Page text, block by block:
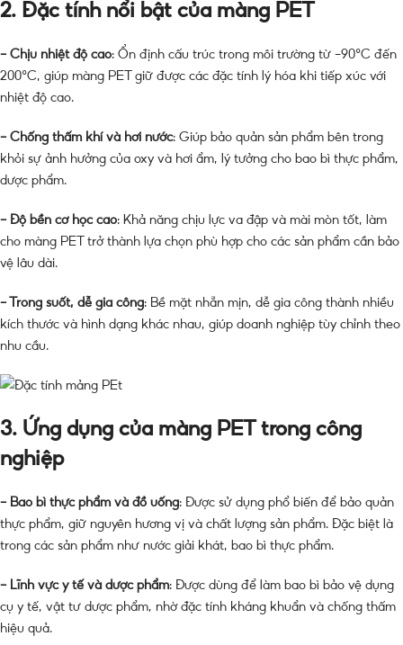
2. Đặc tính nổi bật của màng PET
– Chịu nhiệt độ cao: Ổn định cấu trúc trong môi trường từ -90°C đến
200°C, giúp màng PET giữ được các đặc tính lý hóa khi tiếp xúc với
nhiệt độ cao.
– Chống thấm khí và hơi nước: Giúp bảo quản sản phẩm bên trong
khỏi sự ảnh hưởng của oxy và hơi ẩm, lý tưởng cho bao bì thực phẩm,
dược phẩm.
– Độ bền cơ học cao: Khả năng chịu lực va đập và mài mòn tốt, làm
cho màng PET trở thành lựa chọn phù hợp cho các sản phẩm cần bảo
vệ lâu dài.
– Trong suốt, dễ gia công: Bề mặt nhẵn mịn, dễ gia công thành nhiều
kích thước và hình dạng khác nhau, giúp doanh nghiệp tùy chỉnh theo
nhu cầu.
3. Ứng dụng của màng PET trong công
nghiệp
– Bao bì thực phẩm và đồ uống: Được sử dụng phổ biến để bảo quản
thực phẩm, giữ nguyên hương vị và chất lượng sản phẩm. Đặc biệt là
trong các sản phẩm như nước giải khát, bao bì thực phẩm.
– Lĩnh vực y tế và dược phẩm: Được dùng để làm bao bì bảo vệ dụng
cụ y tế, vật tư dược phẩm, nhờ đặc tính kháng khuẩn và chống thấm
hiệu quả.